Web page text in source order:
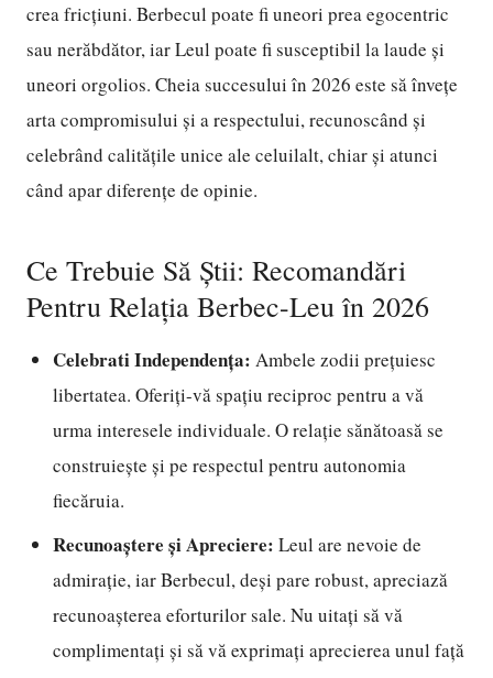
crea fricțiuni. Berbecul poate fi uneori prea egocentric
sau nerăbdător, iar Leul poate fi susceptibil la laude și
uneori orgolios. Cheia succesului în 2026 este să învețe
arta compromisului și a respectului, recunoscând și
celebrând calitățile unice ale celuilalt, chiar și atunci
când apar diferențe de opinie.
Ce Trebuie Să Știi: Recomandări
Pentru Relația Berbec-Leu în 2026
Celebrati Independența: Ambele zodii prețuiesc
libertatea. Oferiți-vă spațiu reciproc pentru a vă
urma interesele individuale. O relație sănătoasă se
construiește și pe respectul pentru autonomia
fiecăruia.
Recunoaștere și Apreciere: Leul are nevoie de
admirație, iar Berbecul, deși pare robust, apreciază
recunoașterea eforturilor sale. Nu uitați să vă
complimentați și să vă exprimați aprecierea unul față